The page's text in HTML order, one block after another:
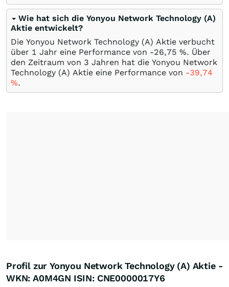
Wie hat sich die Yonyou Network Technology (A)
Aktie entwickelt?
Die Yonyou Network Technology (A) Aktie verbucht
über 1 Jahr eine Performance von -26,75 %. Über
den Zeitraum von 3 Jahren hat die Yonyou Network
Technology (A) Aktie eine Performance von -39,74
%.
Profil zur Yonyou Network Technology (A) Aktie -
WKN: A0M4GN ISIN: CNE0000017Y6